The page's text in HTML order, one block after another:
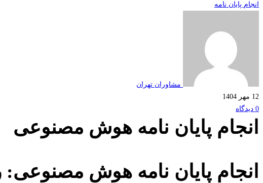
انجام پایان نامه
مشاوران تهران
12 مهر 1404
0 دیدگاه
انجام پایان نامه هوش مصنوعی
انجام پایان نامه هوش مصنوعی: